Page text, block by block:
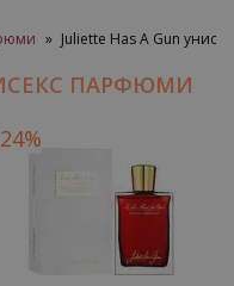
» Juliette Has A Gun
ПАРФЮМИ